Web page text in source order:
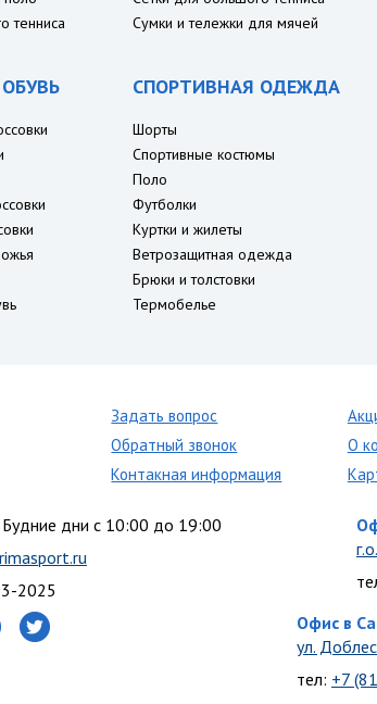
тенниса
Сумки и тележки для мячей
СПОРТИВНАЯ ОДЕЖДА
Шорты
Спортивные костюмы
Поло
Футболки
Куртки и жилеты
Ветрозащитная одежда
Брюки и толстовки
Термобелье
Задать вопрос
Обратный звонок
Контакная информация
О
Будние дни с 10:00 до 19:00
2025
Офис в
ул.
тел: +7